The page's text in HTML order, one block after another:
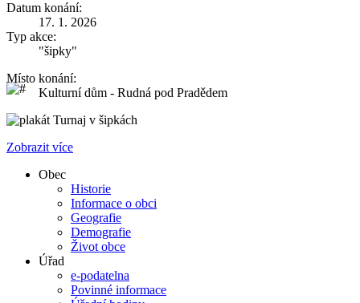
Datum konání:
17. 1. 2026
Typ akce:
"šipky"
Místo konání:
Kulturní dům - Rudná pod Pradědem
Turnaj v šipkách
Zobrazit více
Obec
Historie
Informace o obci
Geografie
Demografie
Život obce
Úřad
e-podatelna
Povinné informace